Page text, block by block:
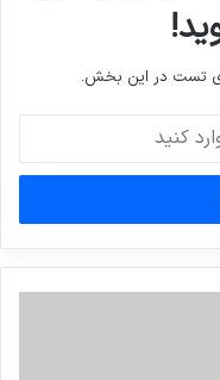
تست در این بخش.